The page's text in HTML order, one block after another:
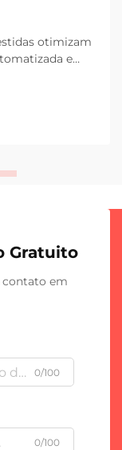
otimizam
e
as fábricas
Gratuito
contato em
0/100
0/100